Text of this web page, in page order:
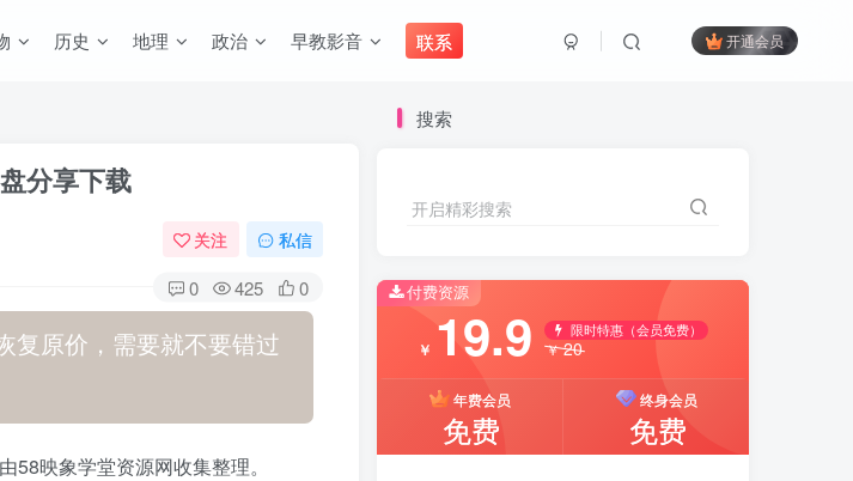
历史 地理 政治 早教影音 联系 开通会员
分享下载
关注 私信
0 425 0
复原价，需要就不要错过
映象学堂资源网收集整理。
搜索
开启精彩搜索
付费资源
￥ 19.9 限时特惠（会员免费）
￥20
年费会员
免费
终身会员
免费